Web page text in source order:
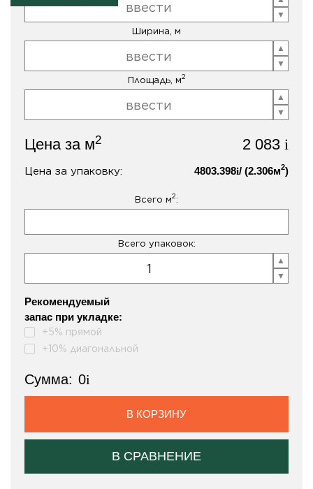
Ширина, м
Площадь, м2
Цена за м2 2 083 i
Цена за упаковку: 4803.398i/ (2.306м2)
Всего м2:
Всего упаковок:
Рекомендуемый
запас при укладке:
+5% прямой
+10% диагональной
Сумма: 0i
В КОРЗИНУ
В СРАВНЕНИЕ